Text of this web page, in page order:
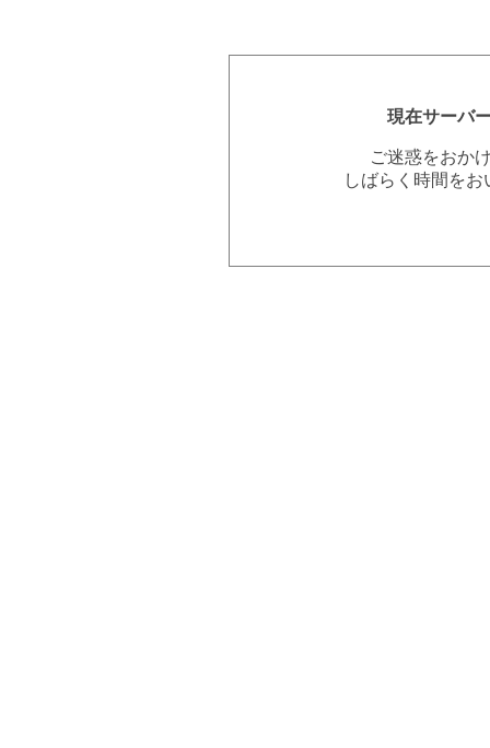
現在サーバ
ご迷惑をおか
しばらく時間を